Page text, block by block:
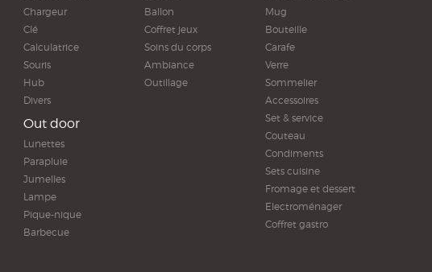
Chargeur
Clé
Calculatrice
Souris
Hub
Divers
Out door
Lunettes
Parapluie
Jumelles
Lampe
Pique-nique
Barbecue
Ballon
Coffret jeux
Soins du corps
Ambiance
Outillage
Mug
Bouteille
Carafe
Verre
Sommelier
Accessoires
Set & service
Couteau
Condiments
Sets cuisine
Fromage et dessert
Electroménager
Coffret gastro